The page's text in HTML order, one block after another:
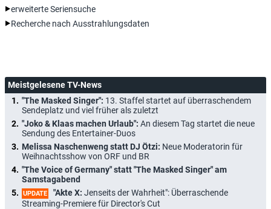
erweiterte Seriensuche
Recherche nach Ausstrahlungsdaten
Meistgelesene TV-News
"The Masked Singer": 13. Staffel startet auf überraschendem
Sendeplatz und viel früher als zuletzt
"Joko & Klaas machen Urlaub": An diesem Tag startet die neue
Sendung des Entertainer-Duos
Melissa Naschenweng statt DJ Ötzi: Neue Moderatorin für
Weihnachtsshow von ORF und BR
"The Voice of Germany" statt "The Masked Singer" am
Samstagabend
UPDATE "Akte X: Jenseits der Wahrheit": Überraschende
Streaming-Premiere für Director's Cut